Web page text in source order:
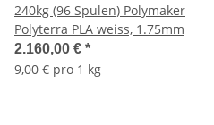
240kg (96 Spulen) Polymaker
Polyterra PLA weiss, 1.75mm
2.160,00 € *
9,00 € pro 1 kg